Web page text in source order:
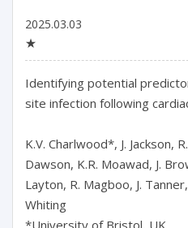
2025.03.03
★
Identifying potential
site infection following
K.V. Charlwood*, J. Jackson,
Dawson, K.R. Moawad, J.
Layton, R. Magboo, J.
Whiting
*University of Bristol, UK